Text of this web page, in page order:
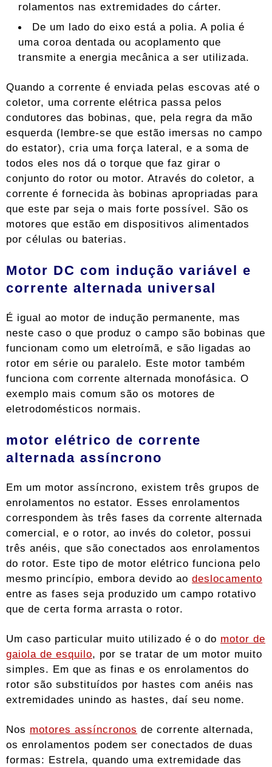
rolamentos nas extremidades do cárter.
De um lado do eixo está a polia. A polia é
uma coroa dentada ou acoplamento que
transmite a energia mecânica a ser utilizada.
Quando a corrente é enviada pelas escovas até o
coletor, uma corrente elétrica passa pelos
condutores das bobinas, que, pela regra da mão
esquerda (lembre-se que estão imersas no campo
do estator), cria uma força lateral, e a soma de
todos eles nos dá o torque que faz girar o
conjunto do rotor ou motor. Através do coletor, a
corrente é fornecida às bobinas apropriadas para
que este par seja o mais forte possível. São os
motores que estão em dispositivos alimentados
por células ou baterias.
Motor DC com indução variável e
corrente alternada universal
É igual ao motor de indução permanente, mas
neste caso o que produz o campo são bobinas que
funcionam como um eletroímã, e são ligadas ao
rotor em série ou paralelo. Este motor também
funciona com corrente alternada monofásica. O
exemplo mais comum são os motores de
eletrodomésticos normais.
motor elétrico de corrente
alternada assíncrono
Em um motor assíncrono, existem três grupos de
enrolamentos no estator. Esses enrolamentos
correspondem às três fases da corrente alternada
comercial, e o rotor, ao invés do coletor, possui
três anéis, que são conectados aos enrolamentos
do rotor. Este tipo de motor elétrico funciona pelo
mesmo princípio, embora devido ao deslocamento
entre as fases seja produzido um campo rotativo
que de certa forma arrasta o rotor.
Um caso particular muito utilizado é o do motor de
gaiola de esquilo, por se tratar de um motor muito
simples. Em que as finas e os enrolamentos do
rotor são substituídos por hastes com anéis nas
extremidades unindo as hastes, daí seu nome.
Nos motores assíncronos de corrente alternada,
os enrolamentos podem ser conectados de duas
formas: Estrela, quando uma extremidade das